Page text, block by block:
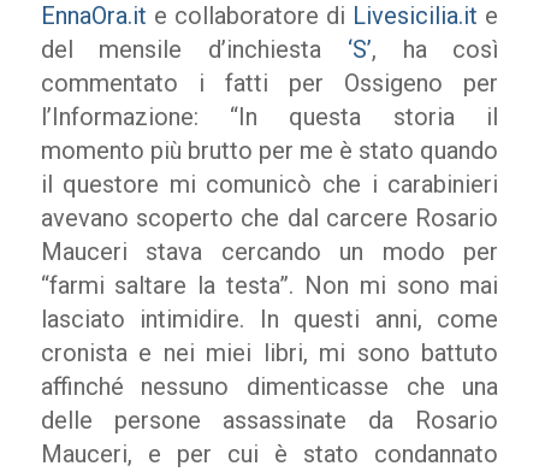
EnnaOra.it e collaboratore di Livesicilia.it e
del mensile d’inchiesta ‘S’, ha così
commentato i fatti per Ossigeno per
l’Informazione: “In questa storia il
momento più brutto per me è stato quando
il questore mi comunicò che i carabinieri
avevano scoperto che dal carcere Rosario
Mauceri stava cercando un modo per
“farmi saltare la testa”. Non mi sono mai
lasciato intimidire. In questi anni, come
cronista e nei miei libri, mi sono battuto
affinché nessuno dimenticasse che una
delle persone assassinate da Rosario
Mauceri, e per cui è stato condannato